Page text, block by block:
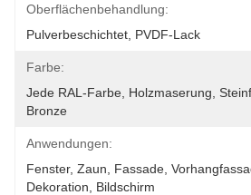
Oberflächenbehandlung:
Pulverbeschichtet, PVDF-Lack
Farbe:
Jede RAL-Farbe, Holzmaserung,
Bronze
Anwendungen:
Fenster, Zaun, Fassade,
Dekoration, Bildschirm